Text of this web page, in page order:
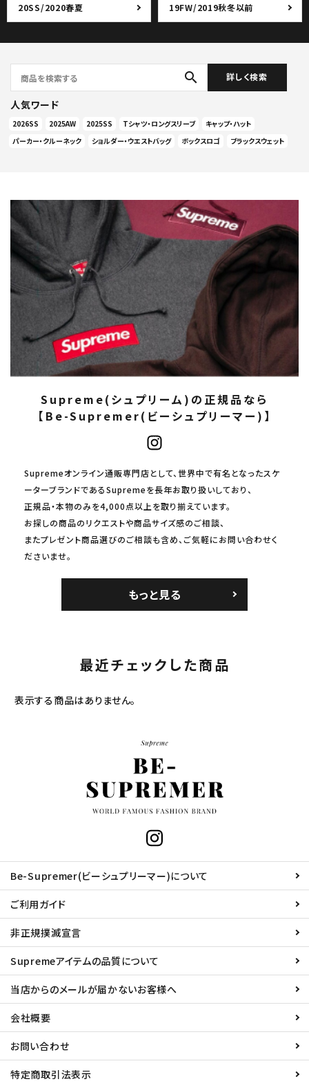
20SS/2020春夏 19FW/2019秋冬以前
search 詳しく検索
人気ワード
2026SS 2025AW 2025SS Tシャツ・ロングスリーブ
キャップ・ハット
パーカー・クルーネック
ショルダー・ウエストバッグ ボックスロゴ ブラックスウェット
Supreme(シュプリーム)の正規品なら
【Be-Supremer(ビーシュプリーマー)】
Supremeオンライン通販専門店として、世界中で有名となったスケ
ーターブランドであるSupremeを長年お取り扱いしており、
正規品・本物のみを4,000点以上を取り揃えています。
お探しの商品のリクエストや商品サイズ感のご相談、
またプレゼント商品選びのご相談も含め、ご気軽にお問い合わせく
ださいませ。
もっと見る
最近チェックした商品
表示する商品はありません。
Be-Supremer(ビーシュプリーマー)について
ご利用ガイド
非正規撲滅宣言
Supremeアイテムの品質について
当店からのメールが届かないお客様へ
会社概要
お問い合わせ
特定商取引法表示